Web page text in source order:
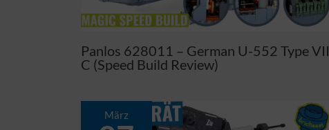
Panlos 628011 – German U-552 Type VII
C (Speed Build Review)
März